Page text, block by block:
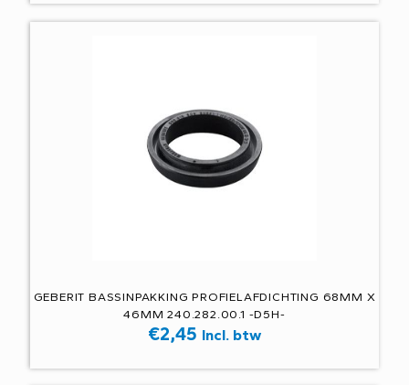
GEBERIT BASSINPAKKING PROFIELAFDICHTING 68MM X
46MM 240.282.00.1 -D5H-
€2,45 Incl. btw